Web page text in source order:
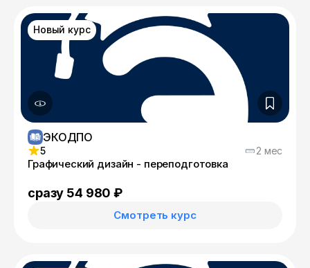
Новый курс
ЭКОДПО
5 2 мес
Графический дизайн - переподготовка
сразу 54 980 ₽
Смотреть курс